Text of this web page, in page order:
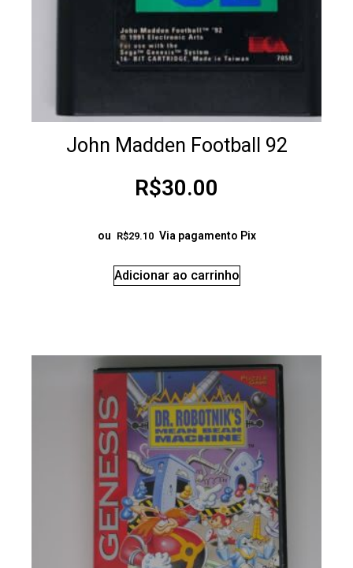
John Madden Football 92
R$30.00
ou R$29.10 Via pagamento Pix
Adicionar ao carrinho